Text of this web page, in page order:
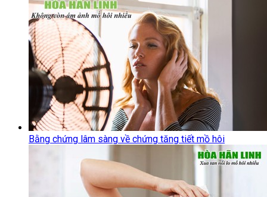
Bằng chứng lâm sàng về chứng tăng tiết mồ hôi